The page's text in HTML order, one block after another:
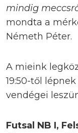
mindig
mondta a
Németh Péter.
A mieink
19:50-től
vendégei
Futsal NB I,